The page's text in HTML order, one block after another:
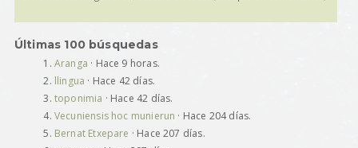
Últimas 100 búsquedas
Aranga · Hace 9 horas.
llingua · Hace 42 días.
toponimia · Hace 42 días.
Vecuniensis hoc munierun · Hace 204 días.
Bernat Etxepare · Hace 207 días.